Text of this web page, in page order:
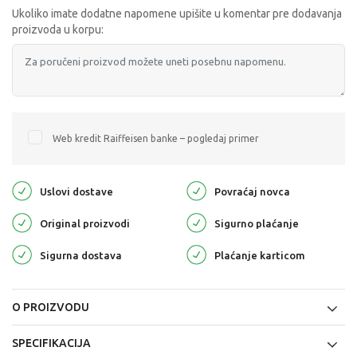
Ukoliko imate dodatne napomene upišite u komentar pre dodavanja
proizvoda u korpu:
Web kredit Raiffeisen banke – pogledaj primer
Uslovi dostave Povraćaj novca
Original proizvodi Sigurno plaćanje
Sigurna dostava Plaćanje karticom
O PROIZVODU
SPECIFIKACIJA